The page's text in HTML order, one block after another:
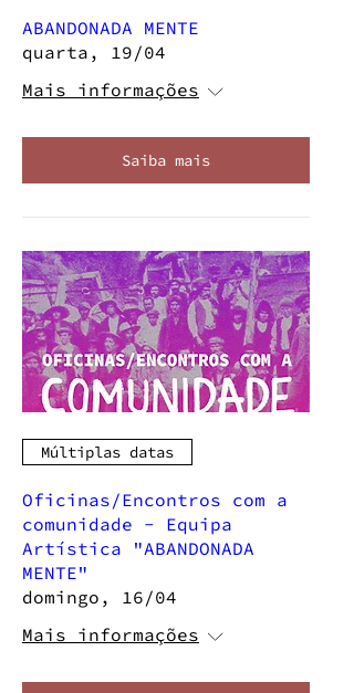
ABANDONADA MENTE
quarta, 19/04
Mais informações
Saiba mais
Múltiplas datas
Oficinas/Encontros com a
comunidade - Equipa
Artística "ABANDONADA
MENTE"
domingo, 16/04
Mais informações